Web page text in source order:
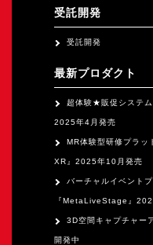
受託開発
受託開発
最新プロダクト
超体験★販促システ
2025年4月発売
MR体験型研修プラ
XR』2025年10月発売
バーチャルイベント
『MetaLiveStage』
3D空間キャプチャー
開発中